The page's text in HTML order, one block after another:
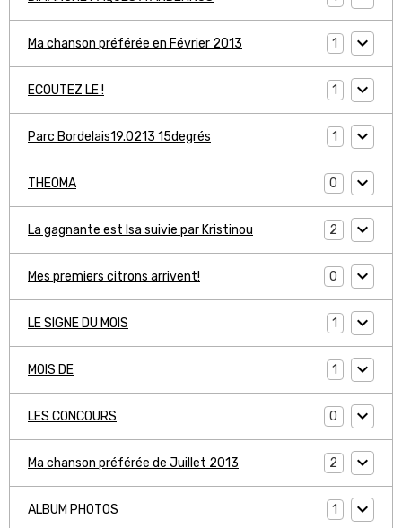
Ma chanson préférée en Février 2013 1
ECOUTEZ LE ! 1
Parc Bordelais19.0213 15degrés 1
THEOMA 0
La gagnante est Isa suivie par Kristinou 2
Mes premiers citrons arrivent! 0
LE SIGNE DU MOIS 1
MOIS DE 1
LES CONCOURS 0
Ma chanson préférée de Juillet 2013 2
ALBUM PHOTOS 1